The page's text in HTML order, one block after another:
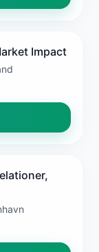
Impact